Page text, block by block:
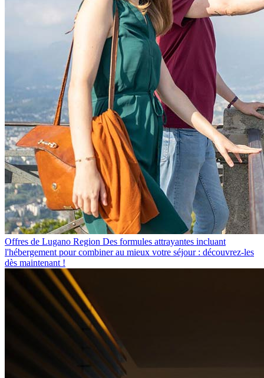
Offres de Lugano Region Des formules attrayantes incluant
l'hébergement pour combiner au mieux votre séjour : découvrez-les
dès maintenant !